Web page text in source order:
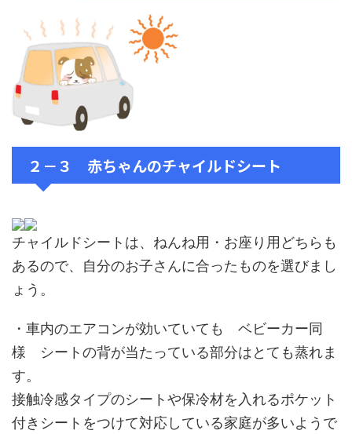
２－３ 赤ちゃんのチャイルドシート
チャイルドシートは、ねんね用・お座り用どちらも
あるので、自分のお子さんに合ったものを選びまし
ょう。
・車内のエアコンが効いていても ベビーカー同
様 シートの背が当たっている部分はとても蒸れま
す。
接触冷感タイプのシートや保冷材を入れるポケット
付きシートをつけて対応している家庭が多いようで